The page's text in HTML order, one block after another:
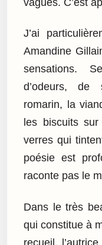
J’ai
Amandine
sensations.
d’odeurs, de
romarin, la
les biscuits
verres qui
poésie est
raconte pas le
Dans le très
qui constitue à
recueil,